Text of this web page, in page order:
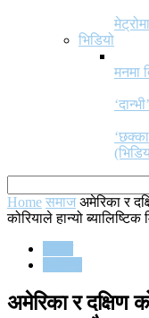
भिडियो
मनमा
Home समाज अमेरिका र
कोरियाले हान्यो ब्यालिष्टिक
अमेरिका र दक्षिण